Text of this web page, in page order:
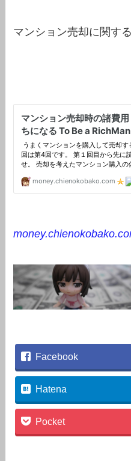
マンション売却に関す
Facebook
Hatena
Pocket